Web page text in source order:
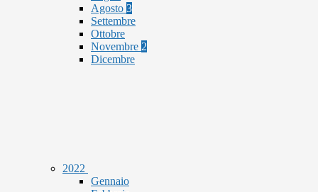
Agosto 3
Settembre
Ottobre
Novembre 2
Dicembre
2022
Gennaio